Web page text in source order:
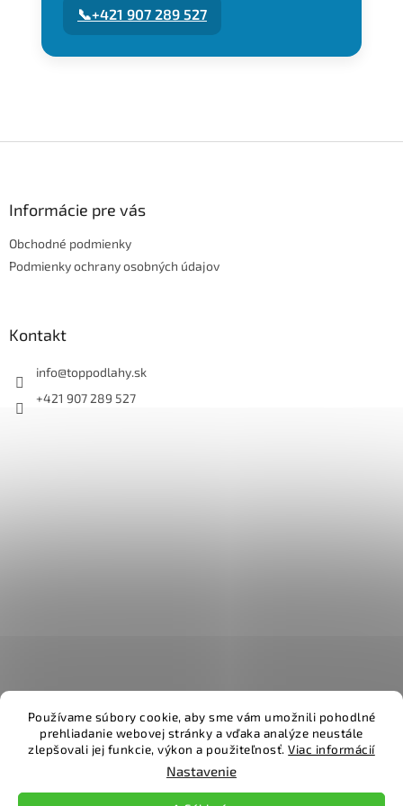
Používame súbory cookie, aby sme vám umožnili pohodlné
prehliadanie webovej stránky a vďaka analýze neustále
zlepšovali jej funkcie, výkon a použiteľnosť.Viac informácií
Nastavenie
📞+421 907 289 527
Informácie pre vás
Obchodné podmienky
Podmienky ochrany osobných údajov
Kontakt
info@toppodlahy.sk
+421 907 289 527
Vytvoril Shoptet